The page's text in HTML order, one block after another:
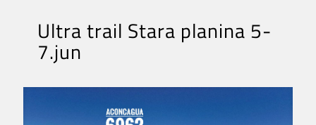
Ultra trail Stara planina 5-
7.jun